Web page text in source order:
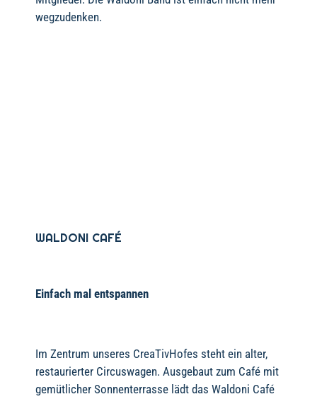
wegzudenken.
WALDONI CAFÉ
Einfach mal entspannen
Im Zentrum unseres CreaTivHofes steht ein alter,
restaurierter Circuswagen. Ausgebaut zum Café mit
gemütlicher Sonnenterrasse lädt das Waldoni Café